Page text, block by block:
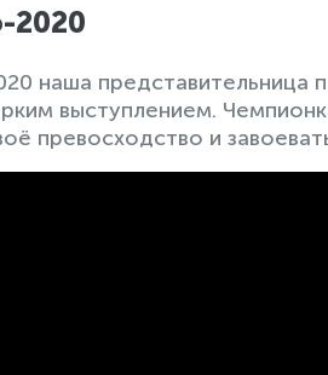
2020
наша представительница
выступлением.
превосходство и